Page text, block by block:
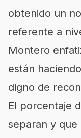
obtenido un
referente a
Montero
están
digno de
El porcentaje
separan y que